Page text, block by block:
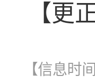
【更
【信息时